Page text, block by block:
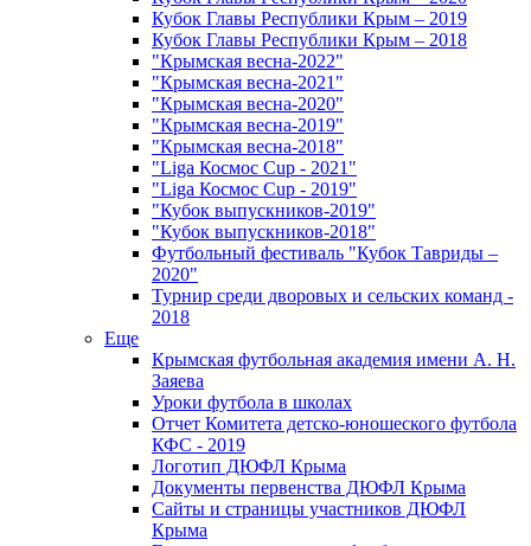
Кубок Главы Республики Крым – 2019
Кубок Главы Республики Крым – 2018
"Крымская весна-2022"
"Крымская весна-2021"
"Крымская весна-2020"
"Крымская весна-2019"
"Крымская весна-2018"
"Liga Космос Cup - 2021"
"Liga Космос Cup - 2019"
"Кубок выпускников-2019"
"Кубок выпускников-2018"
Футбольный фестиваль "Кубок Тавриды –
2020"
Турнир среди дворовых и сельских команд -
2018
Еще
Крымская футбольная академия имени А. Н.
Заяева
Уроки футбола в школах
Отчет Комитета детско-юношеского футбола
КФС - 2019
Логотип ДЮФЛ Крыма
Документы первенства ДЮФЛ Крыма
Сайты и страницы участников ДЮФЛ
Крыма